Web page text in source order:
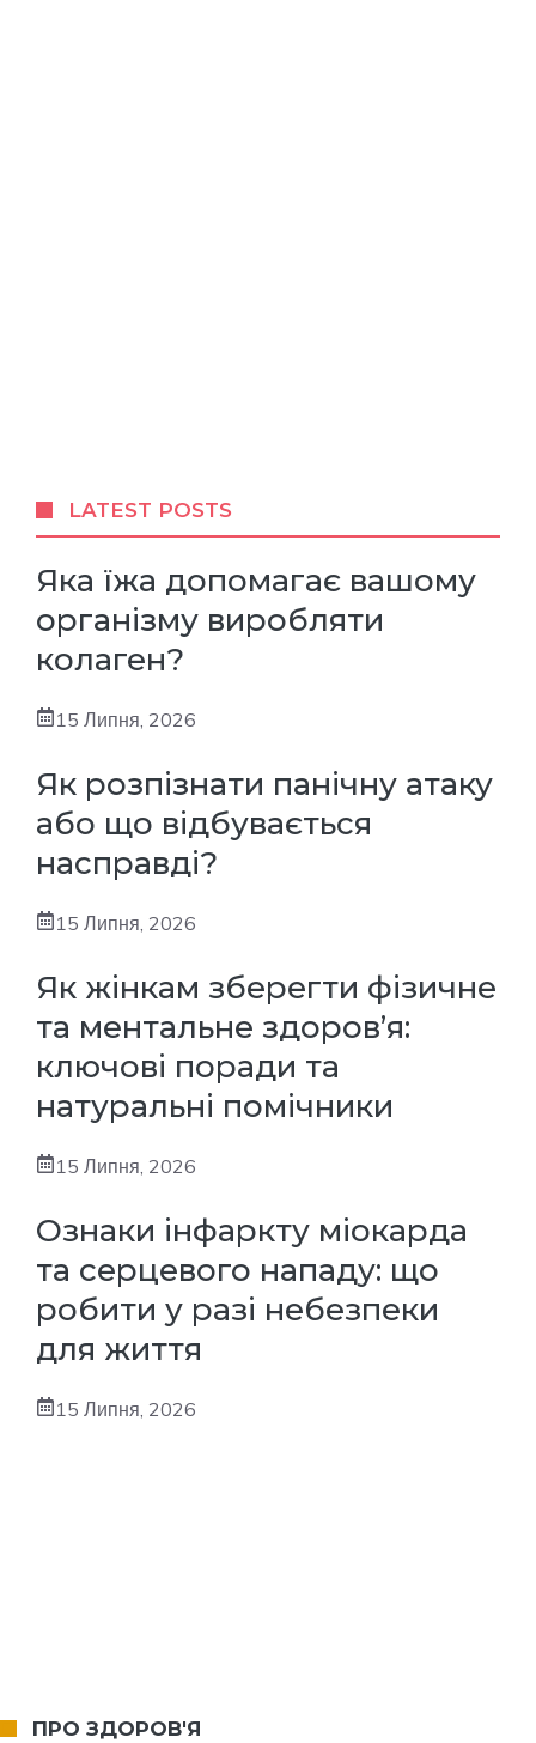
LATEST POSTS
Яка їжа допомагає вашому
організму виробляти
колаген?
15 Липня, 2026
Як розпізнати панічну атаку
або що відбувається
насправді?
15 Липня, 2026
Як жінкам зберегти фізичне
та ментальне здоров’я:
ключові поради та
натуральні помічники
15 Липня, 2026
Ознаки інфаркту міокарда
та серцевого нападу: що
робити у разі небезпеки
для життя
15 Липня, 2026
ПРО ЗДОРОВ'Я